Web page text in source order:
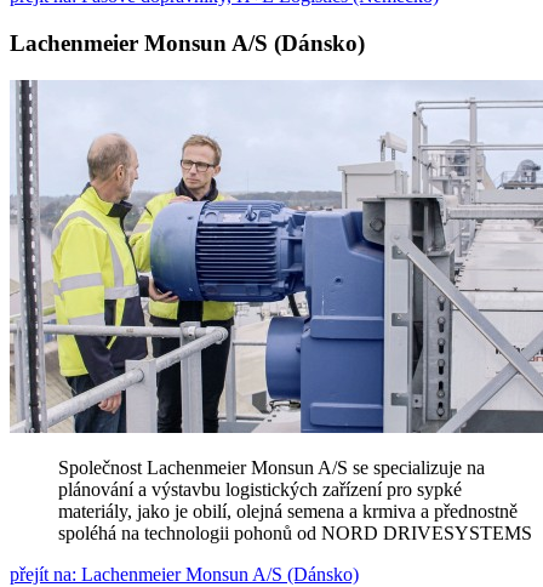
Lachenmeier Monsun A/S (Dánsko)
Společnost Lachenmeier Monsun A/S se specializuje na
plánování a výstavbu logistických zařízení pro sypké
materiály, jako je obilí, olejná semena a krmiva a přednostně
spoléhá na technologii pohonů od NORD DRIVESYSTEMS
přejít na: Lachenmeier Monsun A/S (Dánsko)